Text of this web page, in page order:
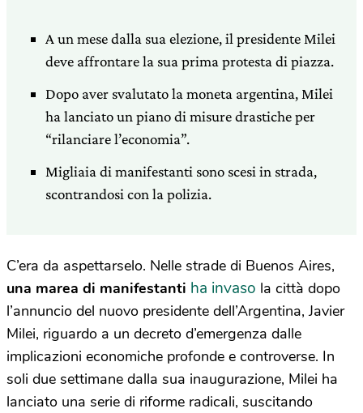
A un mese dalla sua elezione, il presidente Milei
deve affrontare la sua prima protesta di piazza.
Dopo aver svalutato la moneta argentina, Milei
ha lanciato un piano di misure drastiche per
“rilanciare l’economia”.
Migliaia di manifestanti sono scesi in strada,
scontrandosi con la polizia.
C’era da aspettarselo. Nelle strade di Buenos Aires,
una marea di manifestanti ha invaso la città dopo
l’annuncio del nuovo presidente dell’Argentina, Javier
Milei, riguardo a un decreto d’emergenza dalle
implicazioni economiche profonde e controverse. In
soli due settimane dalla sua inaugurazione, Milei ha
lanciato una serie di riforme radicali, suscitando